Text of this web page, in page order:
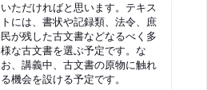
いただければと思います。テキス
トには、書状や記録類、法令、庶
民が残した古文書などなるべく多
様な古文書を選ぶ予定です。な
お、講義中、古文書の原物に触れ
る機会を設ける予定です。